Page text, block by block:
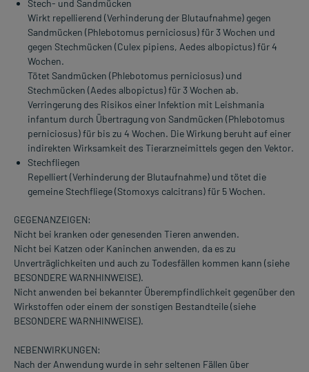
Stech- und Sandmücken
Wirkt repellierend (Verhinderung der Blutaufnahme) gegen
Sandmücken (Phlebotomus perniciosus) für 3 Wochen und
gegen Stechmücken (Culex pipiens, Aedes albopictus) für 4
Wochen.
Tötet Sandmücken (Phlebotomus perniciosus) und
Stechmücken (Aedes albopictus) für 3 Wochen ab.
Verringerung des Risikos einer Infektion mit Leishmania
infantum durch Übertragung von Sandmücken (Phlebotomus
perniciosus) für bis zu 4 Wochen. Die Wirkung beruht auf einer
indirekten Wirksamkeit des Tierarzneimittels gegen den Vektor.
Stechfliegen
Repelliert (Verhinderung der Blutaufnahme) und tötet die
gemeine Stechfliege (Stomoxys calcitrans) für 5 Wochen.
GEGENANZEIGEN:
Nicht bei kranken oder genesenden Tieren anwenden.
Nicht bei Katzen oder Kaninchen anwenden, da es zu
Unverträglichkeiten und auch zu Todesfällen kommen kann (siehe
BESONDERE WARNHINWEISE).
Nicht anwenden bei bekannter Überempfindlichkeit gegenüber den
Wirkstoffen oder einem der sonstigen Bestandteile (siehe
BESONDERE WARNHINWEISE).
NEBENWIRKUNGEN:
Nach der Anwendung wurde in sehr seltenen Fällen über